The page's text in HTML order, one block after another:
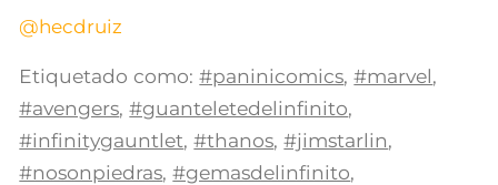
@hecdruiz
Etiquetado como: #paninicomics,#marvel,
#avengers,#guanteletedelinfinito,
#infinitygauntlet,#thanos,#jimstarlin,
#nosonpiedras,#gemasdelinfinito,